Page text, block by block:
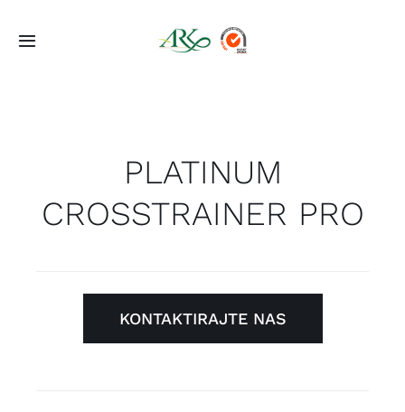
Toggle
Projekti
Kontakt
PLATINUM
CROSSTRAINER PRO
KONTAKTIRAJTE NAS